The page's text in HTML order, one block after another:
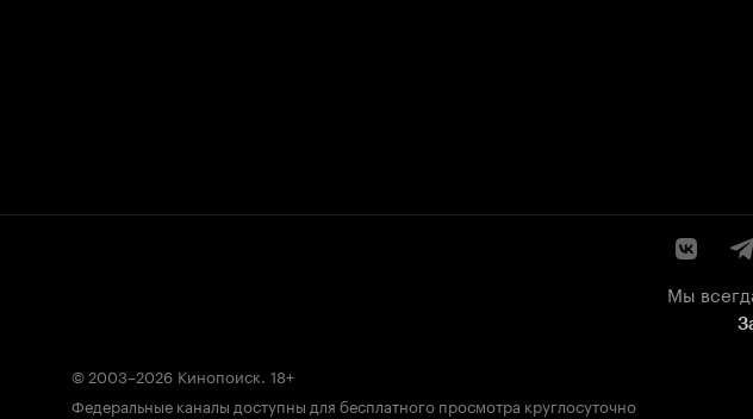
Мы
© 2003–2026 Кинопоиск. 18+
Федеральные каналы доступны для бесплатного просмотра круглосуточно